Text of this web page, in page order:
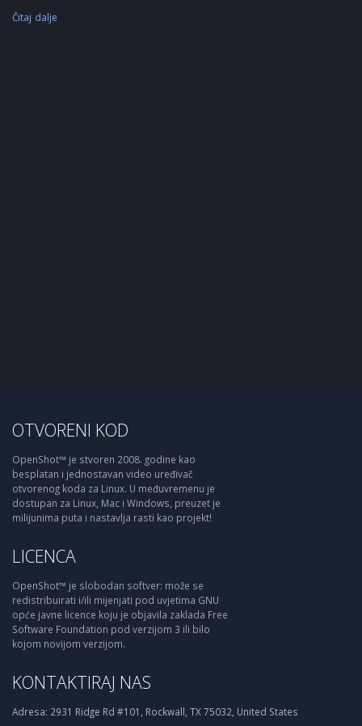
Čitaj dalje
OTVORENI KOD
OpenShot™ je stvoren 2008. godine kao
besplatan i jednostavan video uređivač
otvorenog koda za Linux. U međuvremenu je
dostupan za Linux, Mac i Windows, preuzet je
milijunima puta i nastavlja rasti kao projekt!
LICENCA
OpenShot™ je slobodan softver: može se
redistribuirati i/ili mijenjati pod uvjetima GNU
opće javne licence koju je objavila zaklada Free
Software Foundation pod verzijom 3 ili bilo
kojom novijom verzijom.
KONTAKTIRAJ NAS
Adresa: 2931 Ridge Rd #101, Rockwall, TX 75032, United States